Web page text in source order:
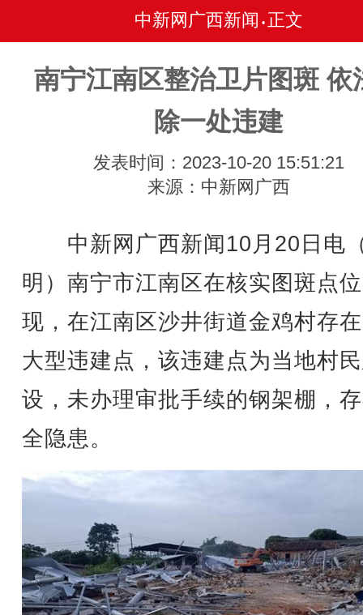
中新网广西新闻 • 正文
南宁江南区整治卫片图斑 依
除一处违建
发表时间：2023-10-20 15:51:21
来源：中新网广西
中新网广西新闻10月20日电
明）南宁市江南区在核实图斑点
现，在江南区沙井街道金鸡村存
大型违建点，该违建点为当地村
设，未办理审批手续的钢架棚，
全隐患。